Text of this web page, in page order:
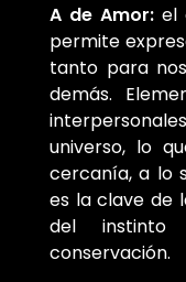
A de Amor: el
permite
tanto para
demás.
universo, lo
cercanía, a lo
es la clave de
del
conservación.